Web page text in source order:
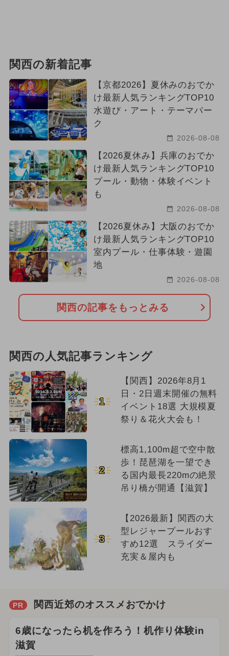
関西の新着記事
【京都2026】夏休みのおでか
け最新人気ランキングTOP10
水遊び・アート・テーマパー
ク
2026-08-08
【2026夏休み】兵庫のおでか
け最新人気ランキングTOP10
プール・動物・体験イベント
も
2026-08-08
【2026夏休み】大阪のおでか
け最新人気ランキングTOP10
室内プール・仕事体験・遊園
地
2026-08-08
関西の記事をもっとみる
関西の人気記事ランキング
1
【関西】2026年8月1
日・2日週末開催の無料
イベント18選 大規模夏
祭り＆花火大会も！
2
標高1,100m超で空中散
歩！琵琶湖を一望でき
る国内最長220mの絶景
吊り橋が開通【滋賀】
3
【2026最新】関西の大
型レジャープールおす
すめ12選 スライダー
充実＆屋内も
PR 関西近郊のオススメおでかけ
6歳になったら机を作ろう！机作り体験in
滋賀